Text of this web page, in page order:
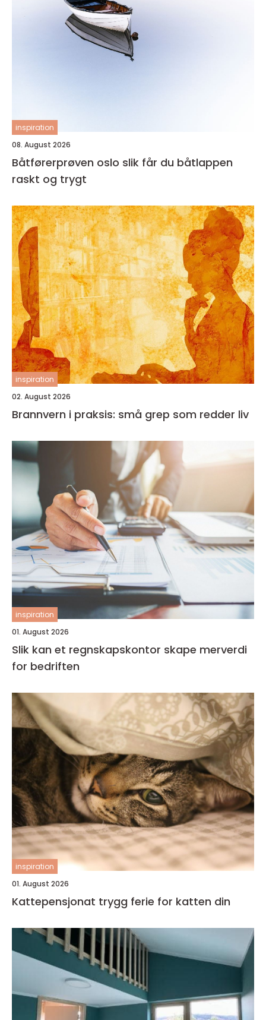
inspiration
08. August 2026
Båtførerprøven oslo slik får du båtlappen
raskt og trygt
inspiration
02. August 2026
Brannvern i praksis: små grep som redder liv
inspiration
01. August 2026
Slik kan et regnskapskontor skape merverdi
for bedriften
inspiration
01. August 2026
Kattepensjonat trygg ferie for katten din